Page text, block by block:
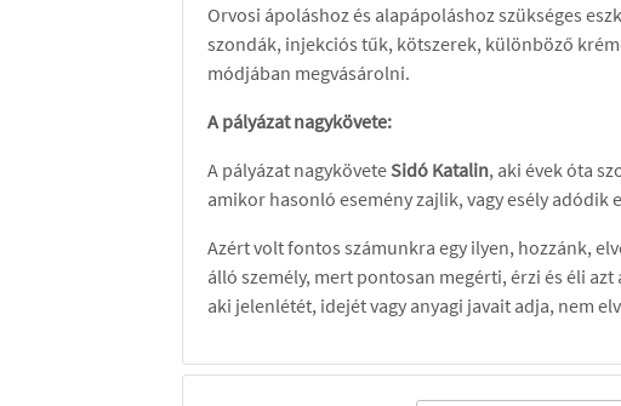
Orvosi ápoláshoz és alapápoláshoz szükséges
szondák, injekciós tűk, kötszerek, különböző
módjában megvásárolni.
A pályázat nagykövete:
A pályázat nagyköveteSidó Katalin, aki évek óta
amikor hasonló esemény zajlik, vagy esély adódik
Azért volt fontos számunkra egy ilyen, hozzánk,
álló személy, mert pontosan megérti, érzi és éli
aki jelenlétét, idejét vagy anyagi javait adja, nem